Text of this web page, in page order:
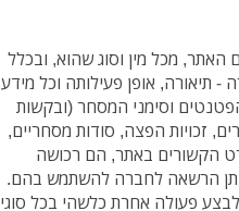
עם האתר, מכל מין וסוג שהוא, ובכלל
תיאורה, אופן פעילותה וכל מידע
וסימני המסחר (ובקשות
זכויות הפצה, סודות מסחריים,
פרט הקשורים באתר, הם רכושה
הרשאה לחברה להשתמש בהם.
פעולה אחרת כלשהי בכל סוגי